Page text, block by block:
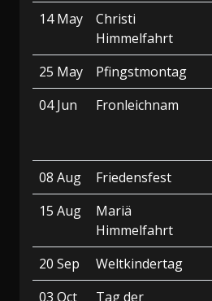
14 May
Christi
Himmelfahrt
25 May
Pfingstmontag
04 Jun
Fronleichnam
08 Aug
Friedensfest
15 Aug
Mariä
Himmelfahrt
20 Sep
Weltkindertag
03 Oct
Tag der